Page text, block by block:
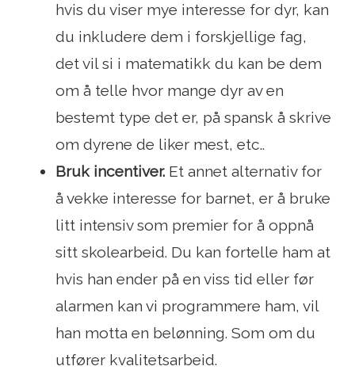
hvis du viser mye interesse for dyr, kan
du inkludere dem i forskjellige fag,
det vil si i matematikk du kan be dem
om å telle hvor mange dyr av en
bestemt type det er, på spansk å skrive
om dyrene de liker mest, etc..
Bruk incentiver. Et annet alternativ for
å vekke interesse for barnet, er å bruke
litt intensiv som premier for å oppnå
sitt skolearbeid. Du kan fortelle ham at
hvis han ender på en viss tid eller før
alarmen kan vi programmere ham, vil
han motta en belønning. Som om du
utfører kvalitetsarbeid.